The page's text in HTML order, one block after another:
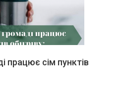
працює сім пунктів